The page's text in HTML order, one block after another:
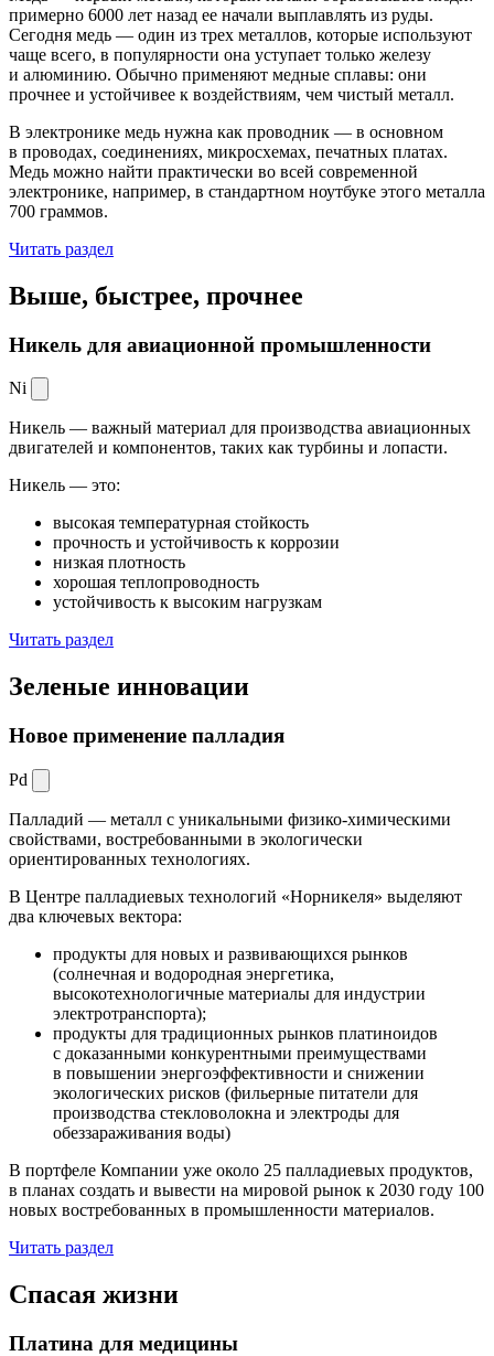
примерно 6000 лет назад ее начали выплавлять из руды.
Сегодня медь — один из трех металлов, которые используют
чаще всего, в популярности она уступает только железу
и алюминию. Обычно применяют медные сплавы: они
прочнее и устойчивее к воздействиям, чем чистый металл.
В электронике медь нужна как проводник — в основном
в проводах, соединениях, микросхемах, печатных платах.
Медь можно найти практически во всей современной
электронике, например, в стандартном ноутбуке этого металла
700 граммов.
Читать раздел
Выше, быстрее, прочнее
Никель для авиационной промышленности
Ni
Никель — важный материал для производства авиационных
двигателей и компонентов, таких как турбины и лопасти.
Никель — это:
высокая температурная стойкость
прочность и устойчивость к коррозии
низкая плотность
хорошая теплопроводность
устойчивость к высоким нагрузкам
Читать раздел
Зеленые инновации
Новое применение палладия
Pd
Палладий — металл с уникальными физико-химическими
свойствами, востребованными в экологически
ориентированных технологиях.
В Центре палладиевых технологий «Норникеля» выделяют
два ключевых вектора:
продукты для новых и развивающихся рынков
(солнечная и водородная энергетика,
высокотехнологичные материалы для индустрии
электротранспорта);
продукты для традиционных рынков платиноидов
с доказанными конкурентными преимуществами
в повышении энергоэффективности и снижении
экологических рисков (фильерные питатели для
производства стекловолокна и электроды для
обеззараживания воды)
В портфеле Компании уже около 25 палладиевых продуктов,
в планах создать и вывести на мировой рынок к 2030 году 100
новых востребованных в промышленности материалов.
Читать раздел
Спасая жизни
Платина для медицины